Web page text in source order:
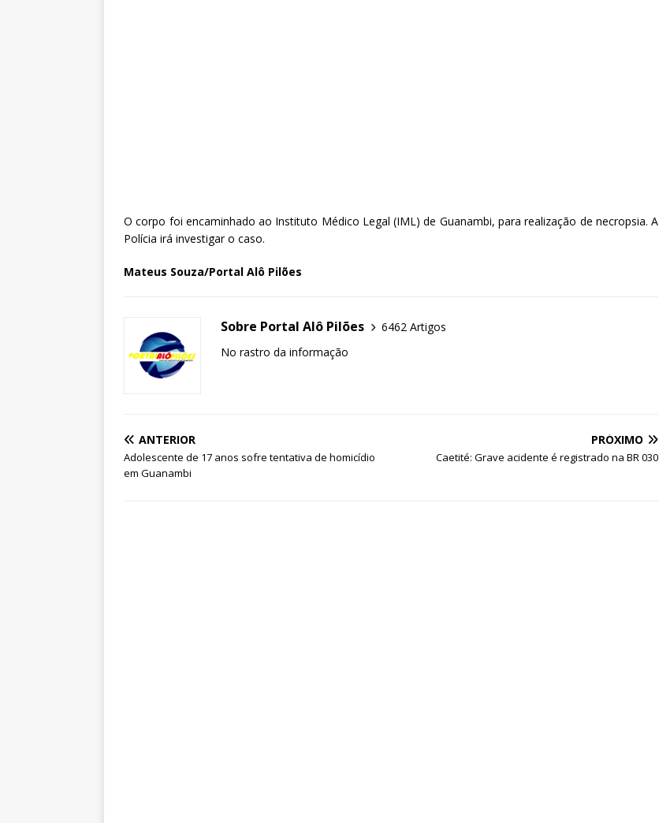
O corpo foi encaminhado ao Instituto Médico Legal (IML) de Guanambi, para realização de necropsia. A
Polícia irá investigar o caso.
Mateus Souza/Portal Alô Pilões
Sobre Portal Alô Pilões
6462 Artigos
No rastro da informação
ANTERIOR
Adolescente de 17 anos sofre tentativa de homicídio
em Guanambi
PRÓXIMO
Caetité: Grave acidente é registrado na BR 030